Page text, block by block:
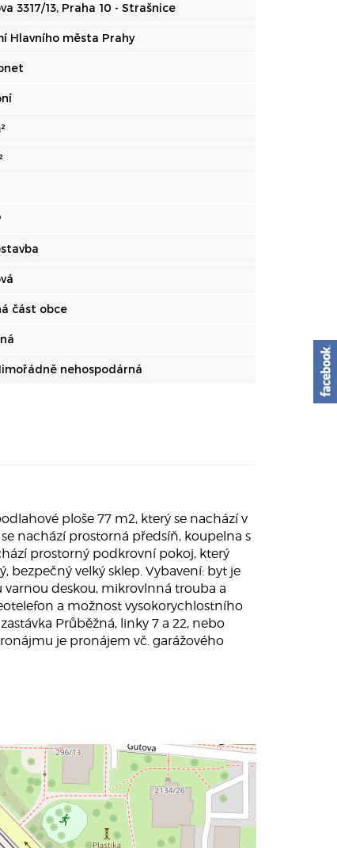
3317/13, Praha 10 - Strašnice
Hlavního města Prahy
část obce
nehospodárná
ploše 77 m2, který se nachází v
nachází prostorná předsíň, koupelna s
prostorný podkrovní pokoj, který
bezpečný velký sklep. Vybavení: byt je
varnou deskou, mikrovlnná trouba a
a možnost vysokorychlostního
Průběžná, linky 7 a 22, nebo
je pronájem vč. garážového